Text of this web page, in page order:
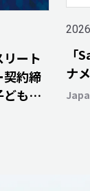
リート
契約締
もた
へ～
「
ナ